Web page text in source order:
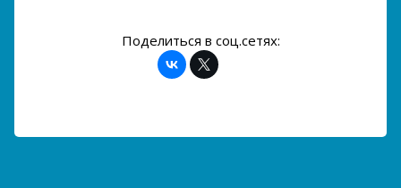
Поделиться в соц.сетях: